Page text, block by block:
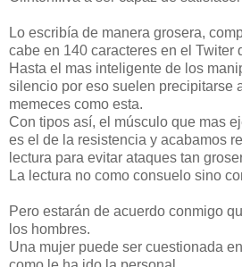
Lo escribía de manera grosera,
cabe en 140 caracteres en el Twiter
Hasta el mas inteligente de los
silencio por eso suelen precipitarse
memeces como esta.
Con tipos así, el músculo que mas
es el de la resistencia y acabamos
lectura para evitar ataques tan
La lectura no como consuelo sino
Pero estarán de acuerdo conmigo
los hombres.
Una mujer puede ser cuestionada